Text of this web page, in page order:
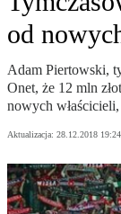
od
Adam Piertowski,
Onet, że 12 mln
nowych
Aktualizacja: 28.12.2018 19:24